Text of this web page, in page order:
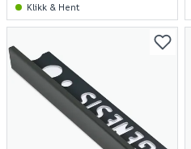
Klikk & Hent